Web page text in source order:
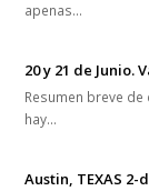
apenas…
20 y 21 de Junio.
Resumen breve
hay…
Austin, TEXAS 2-